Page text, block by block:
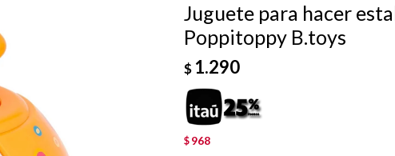
Juguete para hacer
Poppitoppy B.toys
$ 1.290
$ 968